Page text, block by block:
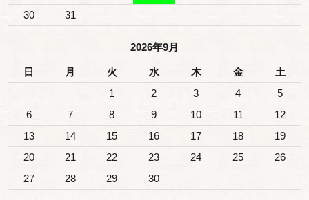
30
31
2026年9月
日 月 火 水 木 金
土
1
2 3 4
5
6
7 8 9 10 11
12
13
14 15 16 17 18
19
20
21 22 23 24 25
26
27
28 29 30